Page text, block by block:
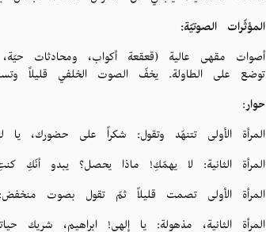
المؤثّرات الصوتيّة:
أصوات مقهى عالية (قعقعة أكواب، ومحادثات
توضع على الطاولة. يخفّ الصوت الخلفي قليلاً
حوار:
المرأة الأولى تتنهّد وتقول: شكراً على حضورك،
المرأة الثانية: لا يهمّكِ! ماذا يحصل؟ يبدو أنّكِ
المرأة الأولى تصمت قليلاً ثمّ تقول بصوت
المرأة الثانية، مذهولة: يا إلهي! ابراهيم، شريك